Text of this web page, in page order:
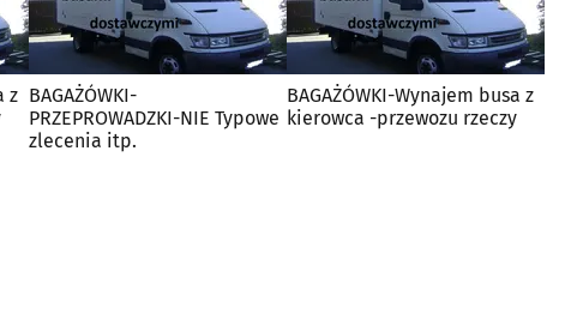
z BAGAŻÓWKI-
PRZEPROWADZKI-NIE Typowe
zlecenia itp.
BAGAŻÓWKI-Wynajem busa z
kierowca -przewozu rzeczy